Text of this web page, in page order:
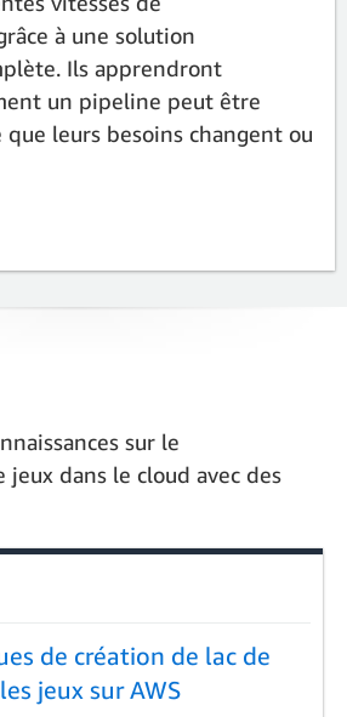
à une solution
Ils apprendront
un pipeline peut être
leurs besoins changent ou
sur le
dans le cloud avec des
de création de lac de
jeux sur AWS